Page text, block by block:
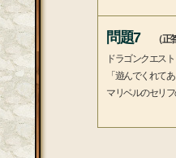
問題7
（
ドラゴンクエス
「遊んでくれて
マリベルのセリ